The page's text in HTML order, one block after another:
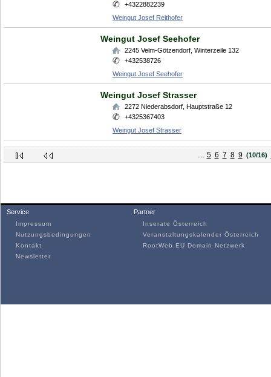
+4322882239
Weingut Josef Reithofer
Weingut Josef Seehofer
2245 Velm-Götzendorf Winterzeile 132
+432538726
Weingut Josef Seehofer
Weingut Josef Strasser
2272 Niederabsdorf Hauptstraße 12
+4325367403
Weingut Josef Strasser
... 5 6 7 8 9 (10/16)
Service
Impressum
Nutzungsbedingungen
Kontakt
Newsletter
Partner
Inserate Österreich
Veranstaltungskalender Österreich
RootWeb.EU Domain Netzwerk